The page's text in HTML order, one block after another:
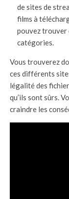
de sites de
films à
pouvez trouver
catégories.
Vous trouverez
ces différents
légalité des
qu’ils sont sûrs.
craindre les